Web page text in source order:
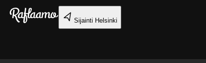
Siirry pääsisältöön
Sijainti Helsinki